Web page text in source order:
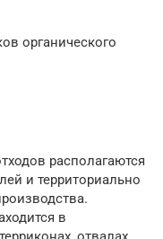
органического
располагаются
и территориально
в